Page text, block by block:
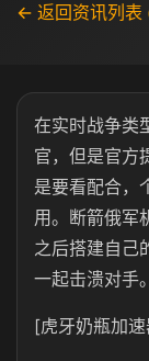
← 返回资讯列表
在实时战争类
官，但是官方
是要看配合，
用。断箭俄军
之后搭建自己
一起击溃对手。
[虎牙奶瓶加